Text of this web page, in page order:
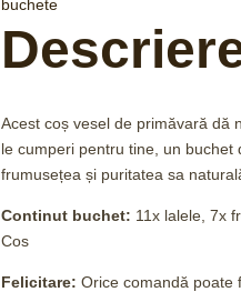
buchete
Acest coș vesel de primăvară dă
le cumperi pentru tine, un
frumusețea și puritatea sa
Continut buchet: 11x lalele, 7x
Cos
Felicitare:Orice comandă poate